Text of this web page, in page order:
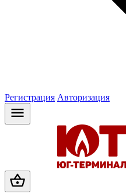
Регистрация Авторизация